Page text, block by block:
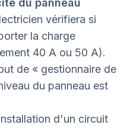
vérifiera si
la charge
40 A ou 50 A).
de « gestionnaire de
du panneau est
d'un circuit